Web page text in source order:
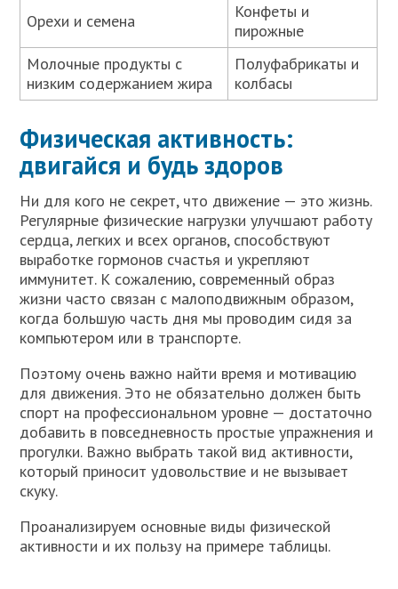
Орехи и семена
Конфеты и
пирожные
Молочные продукты с
низким содержанием жира
Полуфабрикаты и
колбасы
Физическая активность:
двигайся и будь здоров
Ни для кого не секрет, что движение — это жизнь.
Регулярные физические нагрузки улучшают работу
сердца, легких и всех органов, способствуют
выработке гормонов счастья и укрепляют
иммунитет. К сожалению, современный образ
жизни часто связан с малоподвижным образом,
когда большую часть дня мы проводим сидя за
компьютером или в транспорте.
Поэтому очень важно найти время и мотивацию
для движения. Это не обязательно должен быть
спорт на профессиональном уровне — достаточно
добавить в повседневность простые упражнения и
прогулки. Важно выбрать такой вид активности,
который приносит удовольствие и не вызывает
скуку.
Проанализируем основные виды физической
активности и их пользу на примере таблицы.